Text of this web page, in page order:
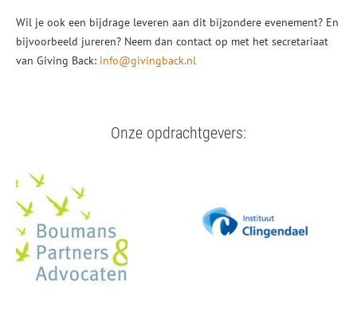
Wil je ook een bijdrage leveren aan dit bijzondere evenement? En
bijvoorbeeld jureren? Neem dan contact op met het secretariaat
van Giving Back: info@givingback.nl
Onze opdrachtgevers: